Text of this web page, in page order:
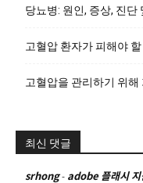
당뇨병: 원인, 증상, 진단
고혈압 환자가 피해야
고혈압을 관리하기 위
최신 댓글
srhong- adobe 플래시 지